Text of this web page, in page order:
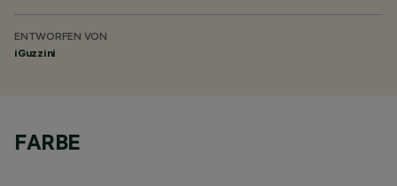
ENTWORFEN VON
iGuzzini
FARBE